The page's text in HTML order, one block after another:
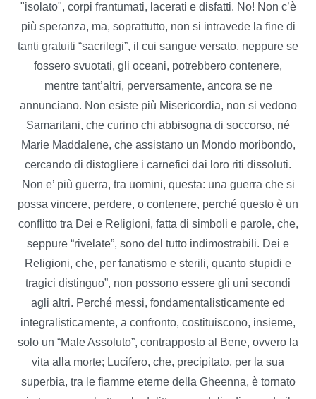
"isolato", corpi frantumati, lacerati e disfatti. No! Non c’è
più speranza, ma, soprattutto, non si intravede la fine di
tanti gratuiti “sacrilegi”, il cui sangue versato, neppure se
fossero svuotati, gli oceani, potrebbero contenere,
mentre tant’altri, perversamente, ancora se ne
annunciano. Non esiste più Misericordia, non si vedono
Samaritani, che curino chi abbisogna di soccorso, né
Marie Maddalene, che assistano un Mondo moribondo,
cercando di distogliere i carnefici dai loro riti dissoluti.
Non e’ più guerra, tra uomini, questa: una guerra che si
possa vincere, perdere, o contenere, perché questo è un
conflitto tra Dei e Religioni, fatta di simboli e parole, che,
seppure “rivelate”, sono del tutto indimostrabili. Dei e
Religioni, che, per fanatismo e sterili, quanto stupidi e
tragici distinguo”, non possono essere gli uni secondi
agli altri. Perché messi, fondamentalisticamente ed
integralisticamente, a confronto, costituiscono, insieme,
solo un “Male Assoluto”, contrapposto al Bene, ovvero la
vita alla morte; Lucifero, che, precipitato, per la sua
superbia, tra le fiamme eterne della Gheenna, è tornato